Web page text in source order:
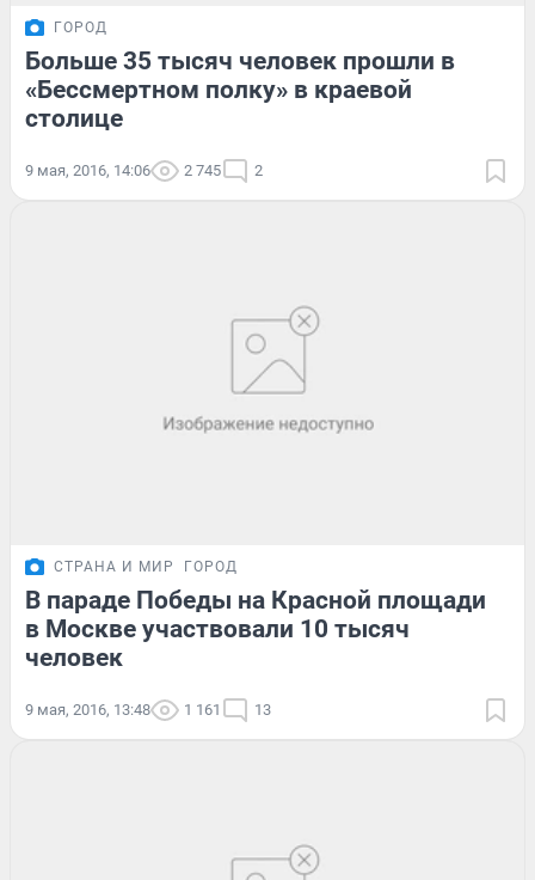
ГОРОД
Больше 35 тысяч человек прошли в
«Бессмертном полку» в краевой
столице
9 мая, 2016, 14:06 2 745 2
СТРАНА И МИР ГОРОД
В параде Победы на Красной площади
в Москве участвовали 10 тысяч
человек
9 мая, 2016, 13:48 1 161 13